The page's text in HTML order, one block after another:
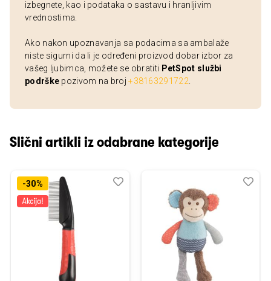
izbegnete, kao i podataka o sastavu i hranljivim
vrednostima.
Ako nakon upoznavanja sa podacima sa ambalaže
niste sigurni da li je određeni proizvod dobar izbor za
vašeg ljubimca, možete se obratiti PetSpot službi
podrške pozivom na broj+38163291722
Slični artikli iz odabrane kategorije
-30%
Dodaj
Uporedi